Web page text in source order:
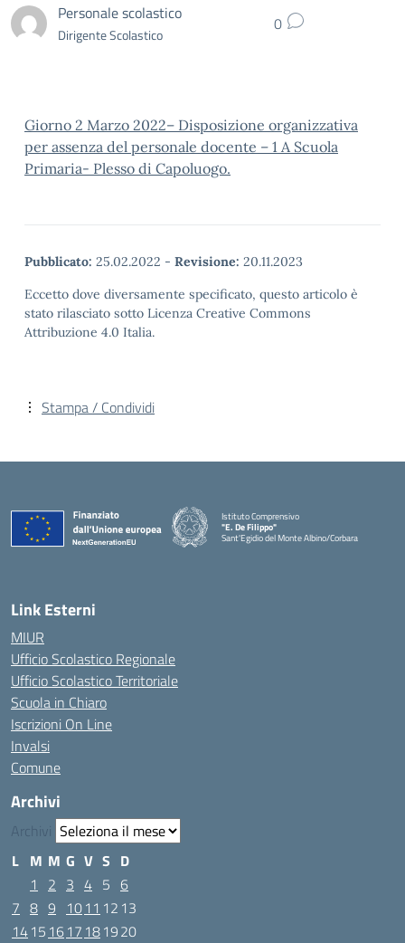
Personale scolastico
Dirigente Scolastico 0
Giorno 2 Marzo 2022– Disposizione organizzativa
per assenza del personale docente – 1 A Scuola
Primaria- Plesso di Capoluogo.
Pubblicato: 25.02.2022 - Revisione: 20.11.2023
Eccetto dove diversamente specificato, questo articolo è
stato rilasciato sotto Licenza Creative Commons
Attribuzione 4.0 Italia.
Stampa / Condividi
Istituto Comprensivo
"E. De Filippo"
Sant'Egidio del Monte Albino/Corbara
Link Esterni
MIUR
Ufficio Scolastico Regionale
Ufficio Scolastico Territoriale
Scuola in Chiaro
Iscrizioni On Line
Invalsi
Comune
Archivi
Archivi
L M M G V S D
1
2 3 4 5 6
7 8 9 1011 12 13
1415 1617 181920